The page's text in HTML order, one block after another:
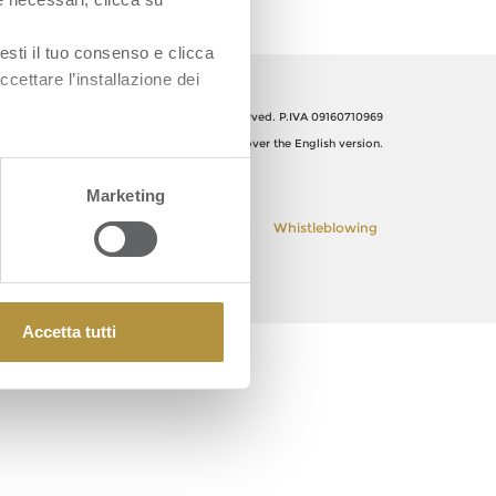
il tuo consenso e clicca
l’installazione dei
Marketing
Accetta tutti
Orsero SpA, Italy. All Rights reserved. P.IVA 09160710969
The Italian text shall prevail over the English version.
Cookie Policy Whistleblowing